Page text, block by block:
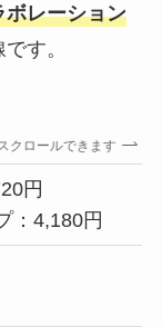
ボレーション
す。
スクロールできます
円
：4,180円